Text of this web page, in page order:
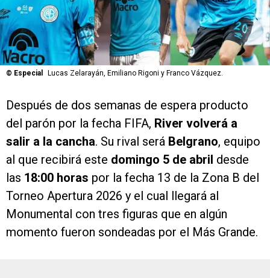
© Especial Lucas Zelarayán, Emiliano Rigoni y Franco Vázquez.
Después de dos semanas de espera producto
del parón por la fecha FIFA, River volverá a
salir a la cancha. Su rival será Belgrano, equipo
al que recibirá este domingo 5 de abril desde
las 18:00 horas por la fecha 13 de la Zona B del
Torneo Apertura 2026 y el cual llegará al
Monumental con tres figuras que en algún
momento fueron sondeadas por el Más Grande.